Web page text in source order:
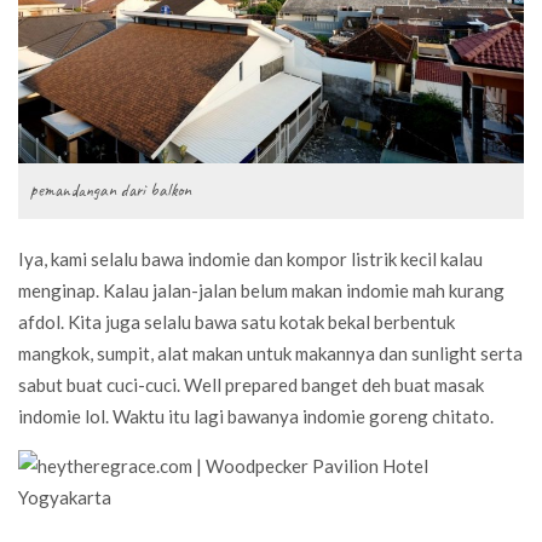
pemandangan dari balkon
Iya, kami selalu bawa indomie dan kompor listrik kecil kalau
menginap. Kalau jalan-jalan belum makan indomie mah kurang
afdol. Kita juga selalu bawa satu kotak bekal berbentuk
mangkok, sumpit, alat makan untuk makannya dan sunlight serta
sabut buat cuci-cuci. Well prepared banget deh buat masak
indomie lol. Waktu itu lagi bawanya indomie goreng chitato.